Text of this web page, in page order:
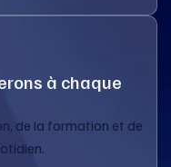
à chaque
de la formation et de